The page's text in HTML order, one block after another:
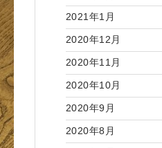
2021年1月
2020年12月
2020年11月
2020年10月
2020年9月
2020年8月